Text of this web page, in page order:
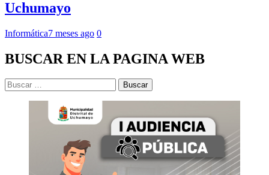
Uchumayo
Informática7 meses ago 0
BUSCAR EN LA PAGINA WEB
Buscar: